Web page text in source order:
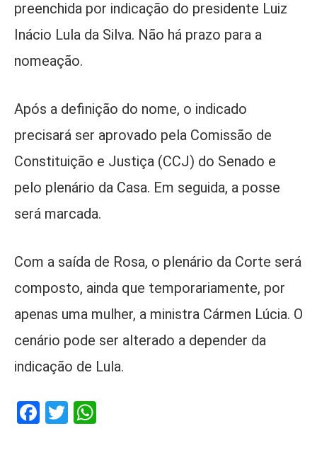
preenchida por indicação do presidente Luiz
Inácio Lula da Silva. Não há prazo para a
nomeação.
Após a definição do nome, o indicado
precisará ser aprovado pela Comissão de
Constituição e Justiça (CCJ) do Senado e
pelo plenário da Casa. Em seguida, a posse
será marcada.
Com a saída de Rosa, o plenário da Corte será
composto, ainda que temporariamente, por
apenas uma mulher, a ministra Cármen Lúcia. O
cenário pode ser alterado a depender da
indicação de Lula.
Facebook
Twitter